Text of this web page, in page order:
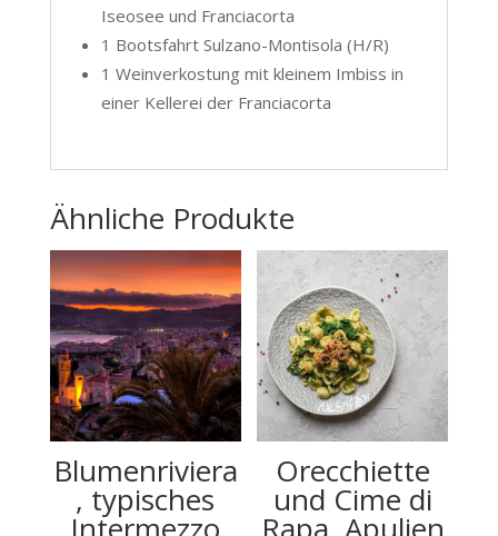
Iseosee und Franciacorta
1 Bootsfahrt Sulzano-Montisola (H/R)
1 Weinverkostung mit kleinem Imbiss in
einer Kellerei der Franciacorta
Ähnliche Produkte
Blumenriviera
, typisches
Orecchiette
und Cime di